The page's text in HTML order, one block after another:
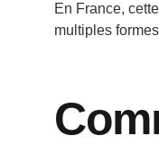
En France,
multiples